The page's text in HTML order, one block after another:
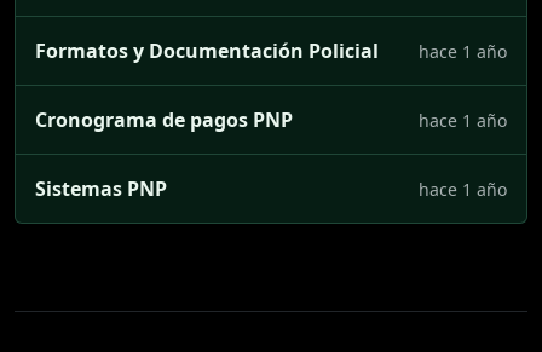
Formatos y Documentación Policial hace 1 año
Cronograma de pagos PNP hace 1 año
Sistemas PNP hace 1 año